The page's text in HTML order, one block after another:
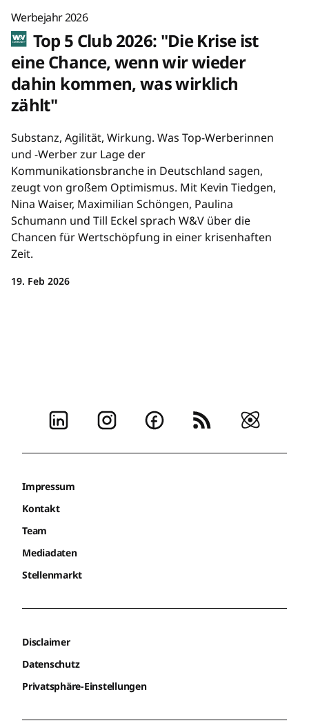
Werbejahr 2026
Top 5 Club 2026: "Die Krise ist
eine Chance, wenn wir wieder
dahin kommen, was wirklich
zählt"
Substanz, Agilität, Wirkung. Was Top-Werberinnen
und -Werber zur Lage der
Kommunikationsbranche in Deutschland sagen,
zeugt von großem Optimismus. Mit Kevin Tiedgen,
Nina Waiser, Maximilian Schöngen, Paulina
Schumann und Till Eckel sprach W&V über die
Chancen für Wertschöpfung in einer krisenhaften
Zeit.
19. Feb 2026
Impressum
Kontakt
Team
Mediadaten
Stellenmarkt
Disclaimer
Datenschutz
Privatsphäre-Einstellungen